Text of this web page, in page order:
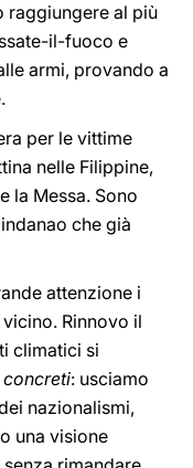
raggiungere al più
il-fuoco e
armi, provando a
per le vittime
nelle Filippine,
la Messa. Sono
che già
attenzione i
Rinnovo il
climatici si
concreti: usciamo
nazionalismi,
una visione